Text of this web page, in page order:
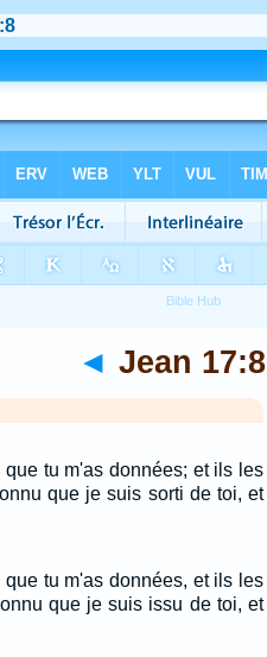
◄ Jean 17:8
tu m'as données; et ils les
que je suis sorti de toi, et
tu m'as données, et ils les
que je suis issu de toi, et